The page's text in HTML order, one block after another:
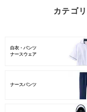
カテゴ
白衣・パンツ
ナースウェア
ナースパンツ